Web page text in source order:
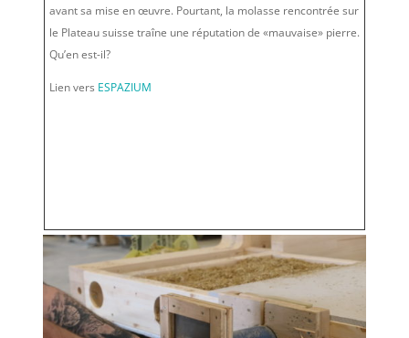
avant sa mise en œuvre. Pourtant, la molasse rencontrée sur
le Plateau suisse traîne une réputation de «mauvaise» pierre.
Qu’en est-il?
Lien vers ESPAZIUM